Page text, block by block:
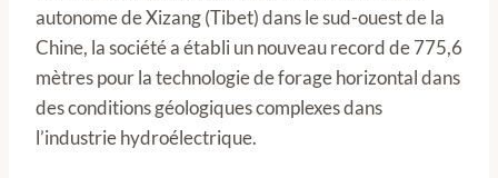
autonome de Xizang (Tibet) dans le sud-ouest de la
Chine, la société a établi un nouveau record de 775,6
mètres pour la technologie de forage horizontal dans
des conditions géologiques complexes dans
l’industrie hydroélectrique.